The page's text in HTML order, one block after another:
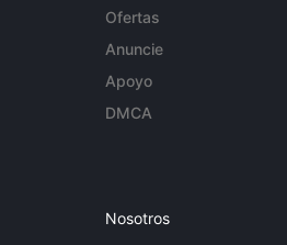
Ofertas
Anuncie
Apoyo
DMCA
Nosotros